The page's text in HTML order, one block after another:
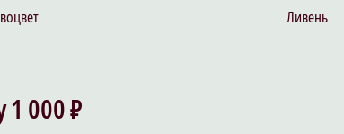
Ливень
1 000 ₽